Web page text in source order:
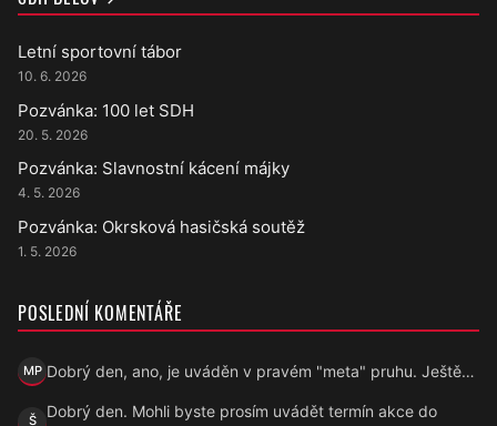
Letní sportovní tábor
10. 6. 2026
Pozvánka: 100 let SDH
20. 5. 2026
Pozvánka: Slavnostní kácení májky
4. 5. 2026
Pozvánka: Okrsková hasičská soutěž
1. 5. 2026
POSLEDNÍ KOMENTÁŘE
MP
Marek Přecechtěl
Dobrý den, ano, je uváděn v pravém "meta" pruhu. Ještě…
Š
Dobrý den. Mohli byste prosím uvádět termín akce do